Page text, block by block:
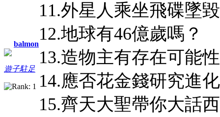
balmon
遊子駐足
11.外星人乘坐飛碟墜
12.地球有46億歲嗎？
13.造物主有存在可能
14.應否花金錢研究進
15.齊天大聖帶你大話